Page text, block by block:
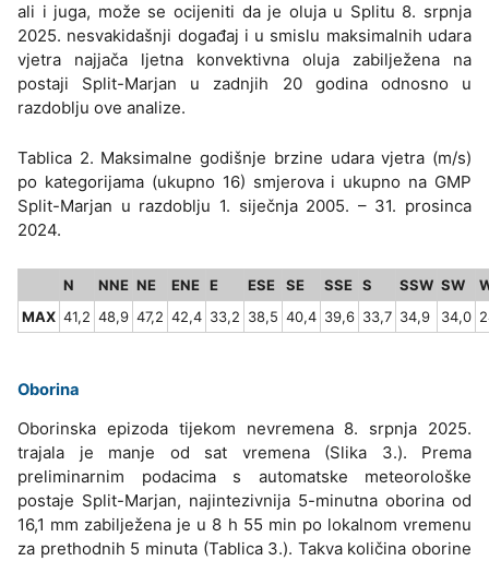
ali i juga, može se ocijeniti da je oluja u Splitu 8. srpnja
2025. nesvakidašnji događaj i u smislu maksimalnih udara
vjetra najjača ljetna konvektivna oluja zabilježena na
postaji Split-Marjan u zadnjih 20 godina odnosno u
razdoblju ove analize.
Tablica 2. Maksimalne godišnje brzine udara vjetra (m/s)
po kategorijama (ukupno 16) smjerova i ukupno na GMP
Split-Marjan u razdoblju 1. siječnja 2005. – 31. prosinca
2024.
N NNE NE ENE E ESE SE SSE S SSW SW
MAX 41,2 48,9 47,2 42,4 33,2 38,5 40,4 39,6 33,7 34,9 34,0
Oborina
Oborinska epizoda tijekom nevremena 8. srpnja 2025.
trajala je manje od sat vremena (Slika 3.). Prema
preliminarnim podacima s automatske meteorološke
postaje Split-Marjan, najintezivnija 5-minutna oborina od
16,1 mm zabilježena je u 8 h 55 min po lokalnom vremenu
za prethodnih 5 minuta (Tablica 3.). Takva količina oborine